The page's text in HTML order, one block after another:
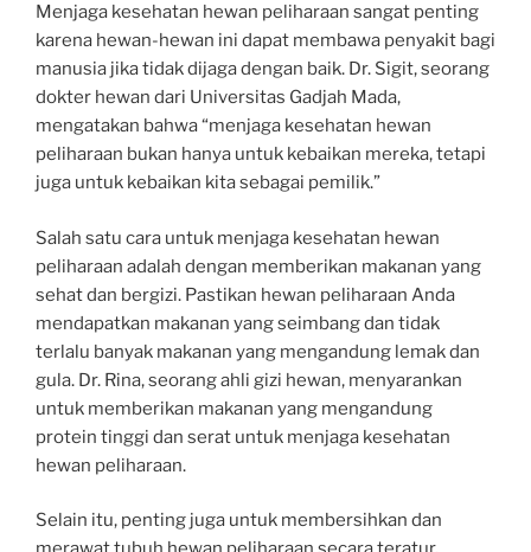
Menjaga kesehatan hewan peliharaan sangat penting
karena hewan-hewan ini dapat membawa penyakit bagi
manusia jika tidak dijaga dengan baik. Dr. Sigit, seorang
dokter hewan dari Universitas Gadjah Mada,
mengatakan bahwa “menjaga kesehatan hewan
peliharaan bukan hanya untuk kebaikan mereka, tetapi
juga untuk kebaikan kita sebagai pemilik.”
Salah satu cara untuk menjaga kesehatan hewan
peliharaan adalah dengan memberikan makanan yang
sehat dan bergizi. Pastikan hewan peliharaan Anda
mendapatkan makanan yang seimbang dan tidak
terlalu banyak makanan yang mengandung lemak dan
gula. Dr. Rina, seorang ahli gizi hewan, menyarankan
untuk memberikan makanan yang mengandung
protein tinggi dan serat untuk menjaga kesehatan
hewan peliharaan.
Selain itu, penting juga untuk membersihkan dan